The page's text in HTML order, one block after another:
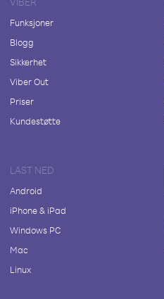
Funksjoner
Blogg
Sikkerhet
Viber Out
Priser
Kundestøtte
LAST NED
Android
iPhone & iPad
Windows PC
Mac
Linux